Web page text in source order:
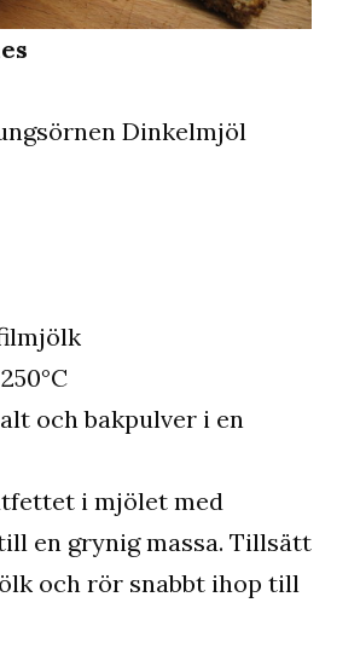
Dinkelmjöl
och bakpulver i en
i mjölet med
en grynig massa. Tillsätt
och rör snabbt ihop till